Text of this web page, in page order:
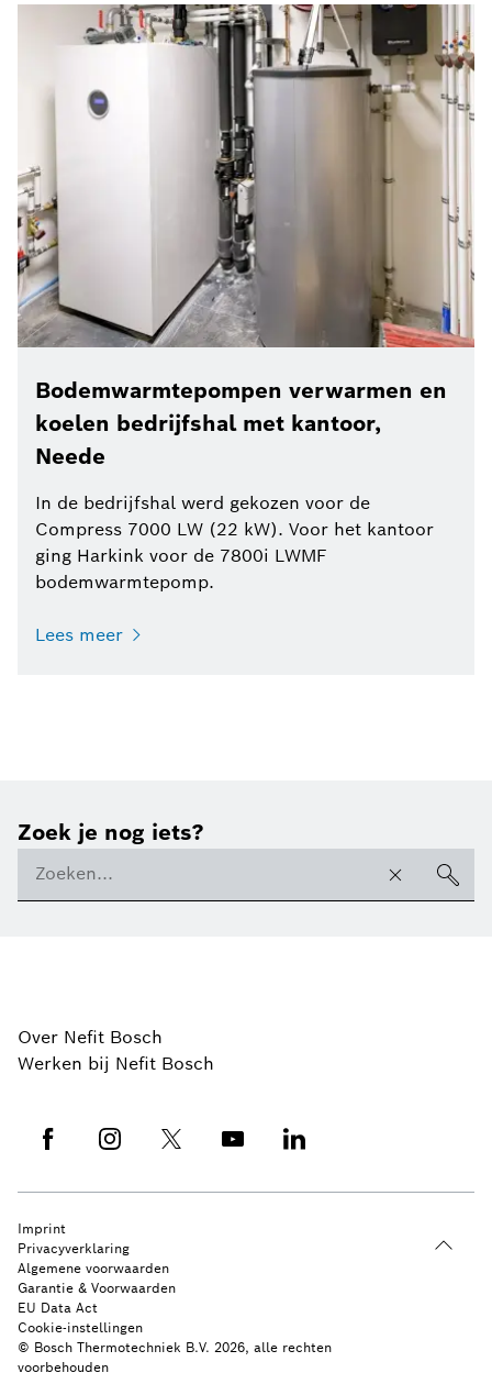
Bodemwarmtepompen verwarmen en
koelen bedrijfshal met kantoor,
Neede
In de bedrijfshal werd gekozen voor de
Compress 7000 LW (22 kW). Voor het kantoor
ging Harkink voor de 7800i LWMF
bodemwarmtepomp.
Lees meer
Zoek je nog iets?
Over Nefit Bosch
Werken bij Nefit Bosch
© Bosch Thermotechniek B.V. 2026, alle rechten
voorbehouden
Imprint
Privacyverklaring
Algemene voorwaarden
Garantie & Voorwaarden
EU Data Act
Cookie-instellingen